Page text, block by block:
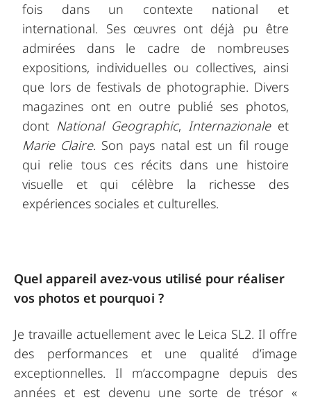
fois dans un contexte national et
international. Ses œuvres ont déjà pu être
admirées dans le cadre de nombreuses
expositions, individuelles ou collectives, ainsi
que lors de festivals de photographie. Divers
magazines ont en outre publié ses photos,
dont National Geographic, Internazionaleet
Marie Claire. Son pays natal est un fil rouge
qui relie tous ces récits dans une histoire
visuelle et qui célèbre la richesse des
expériences sociales et culturelles.
Quel appareil avez-vous utilisé pour réaliser
vos photos et pourquoi ?
Je travaille actuellement avec le Leica SL2. Il offre
des performances et une qualité d’image
exceptionnelles. Il m’accompagne depuis des
années et est devenu une sorte de trésor «